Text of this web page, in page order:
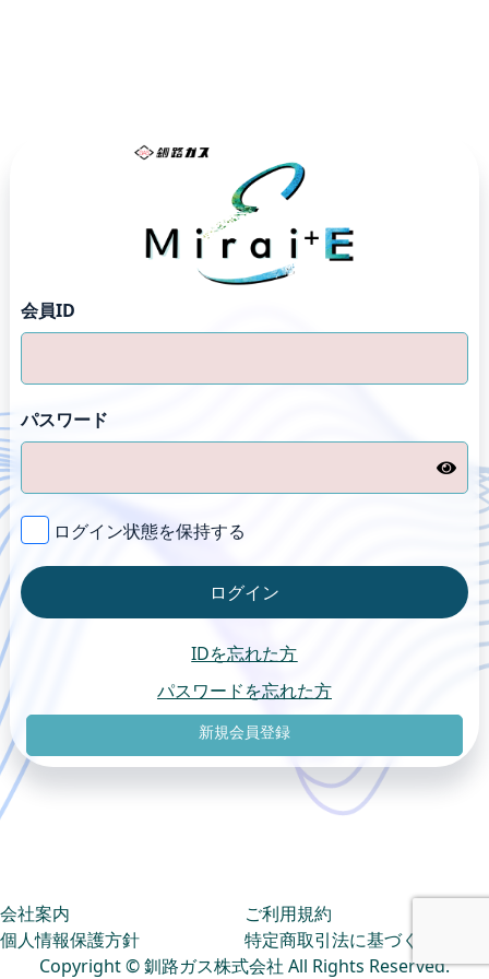
会員ID
パスワード
ログイン状態を保持する
ログイン
IDを忘れた方
パスワードを忘れた方
新規会員登録
会社案内
ご利用規約
個人情報保護方針
特定商取引法に基づく表示
Copyright © 釧路ガス株式会社 All Rights Reserved.